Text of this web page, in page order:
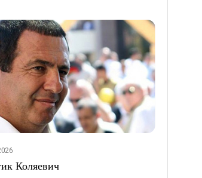
Коляевич